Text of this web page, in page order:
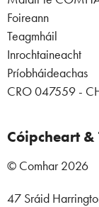
Foireann
Teagmháil
Inrochtaineacht
Príobháideachas
CRO 047559 -
Cóipcheart
© Comhar 2026
47 Sráid